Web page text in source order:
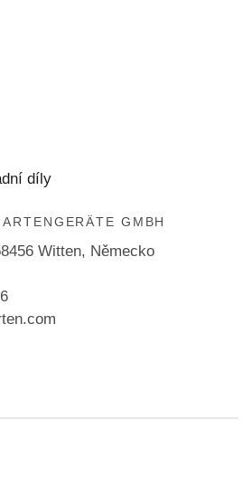
díly
GMBH
Witten, Německo